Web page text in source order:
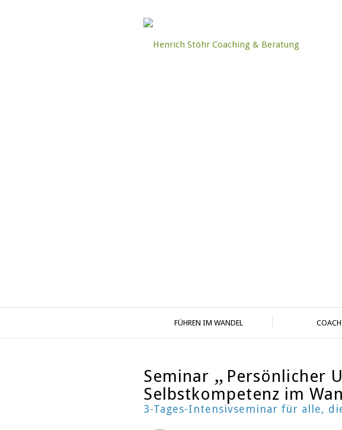
FÜHREN IM WANDEL
Seminar „ Persönlicher
Selbstkompetenz im
3-Tages-Intensivseminar für alle,